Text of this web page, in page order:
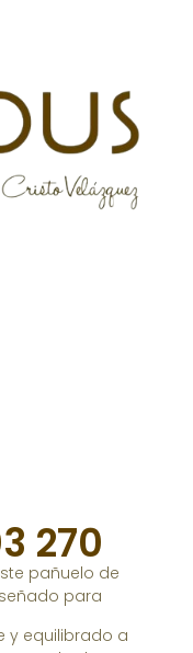
270
pañuelo de
para
y equilibrado a